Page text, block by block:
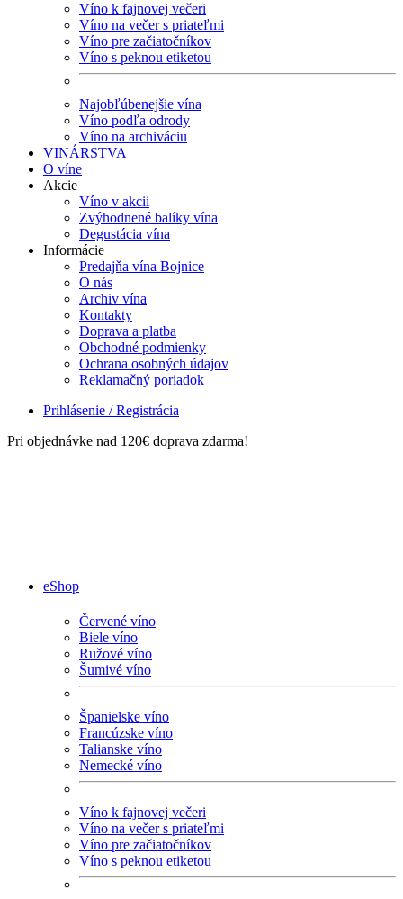
Víno k fajnovej večeri
Víno na večer s priateľmi
Víno pre začiatočníkov
Víno s peknou etiketou
Najobľúbenejšie vína
Víno podľa odrody
Víno na archiváciu
VINÁRSTVA
O víne
Akcie
Víno v akcii
Zvýhodnené balíky vína
Degustácia vína
Informácie
Predajňa vína Bojnice
O nás
Archiv vína
Kontakty
Doprava a platba
Obchodné podmienky
Ochrana osobných údajov
Reklamačný poriadok
Prihlásenie / Registrácia
Pri objednávke nad 120€ doprava zdarma!
eShop
Červené víno
Biele víno
Ružové víno
Šumivé víno
Španielske víno
Francúzske víno
Talianske víno
Nemecké víno
Víno k fajnovej večeri
Víno na večer s priateľmi
Víno pre začiatočníkov
Víno s peknou etiketou